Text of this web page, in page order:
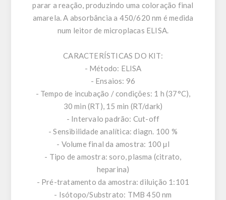
parar a reação, produzindo uma coloração final
amarela. A absorbância a 450/620 nm é medida
num leitor de microplacas ELISA.
CARACTERÍSTICAS DO KIT:
- Método: ELISA
- Ensaios: 96
- Tempo de incubação / condições: 1 h (37°C),
30 min (RT), 15 min (RT/dark)
- Intervalo padrão: Cut-off
- Sensibilidade analítica: diagn. 100 %
- Volume final da amostra: 100 µl
- Tipo de amostra: soro, plasma (citrato,
heparina)
- Pré-tratamento da amostra: diluição 1:101
- Isótopo/Substrato: TMB 450 nm